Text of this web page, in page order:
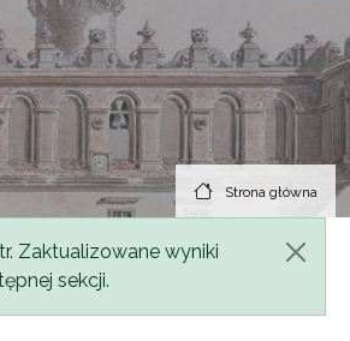
Strona główna
Zaktualizowane wyniki
sekcji.